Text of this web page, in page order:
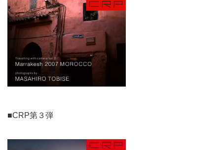
■CRP第３弾